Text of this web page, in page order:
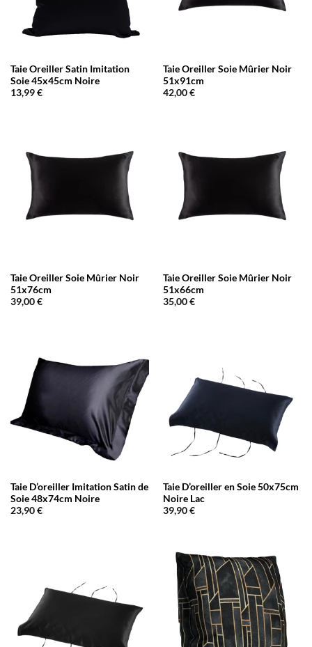
Taie Oreiller Satin Imitation
Soie 45x45cm Noire
13,99€
Taie Oreiller Soie Mûrier Noir
51x91cm
42,00€
Taie Oreiller Soie Mûrier Noir
51x76cm
39,00€
Taie Oreiller Soie Mûrier Noir
51x66cm
35,00€
Taie D’oreiller Imitation Satin de
Soie 48x74cm Noire
23,90€
Taie D’oreiller en Soie 50x75cm
Noire Lac
39,90€